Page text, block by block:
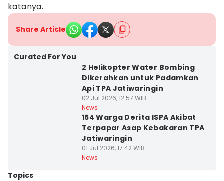
katanya.
Share Article
Curated For You
2 Helikopter Water Bombing
Dikerahkan untuk Padamkan
Api TPA Jatiwaringin
02 Jul 2026, 12:57 WIB
News
154 Warga Derita ISPA Akibat
Terpapar Asap Kebakaran TPA
Jatiwaringin
01 Jul 2026, 17:42 WIB
News
Topics